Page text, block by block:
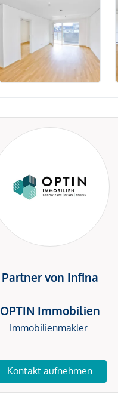
Partner von Infina
OPTIN Immobilien
Immobilienmakler
Kontakt aufnehmen